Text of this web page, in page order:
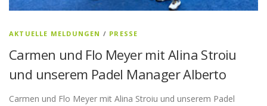
AKTUELLE MELDUNGEN / PRESSE
Carmen und Flo Meyer mit Alina Stroiu
und unserem Padel Manager Alberto
Carmen und Flo Meyer mit Alina Stroiu und unserem Padel